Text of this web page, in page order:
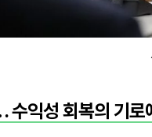
수익성 회복의 기